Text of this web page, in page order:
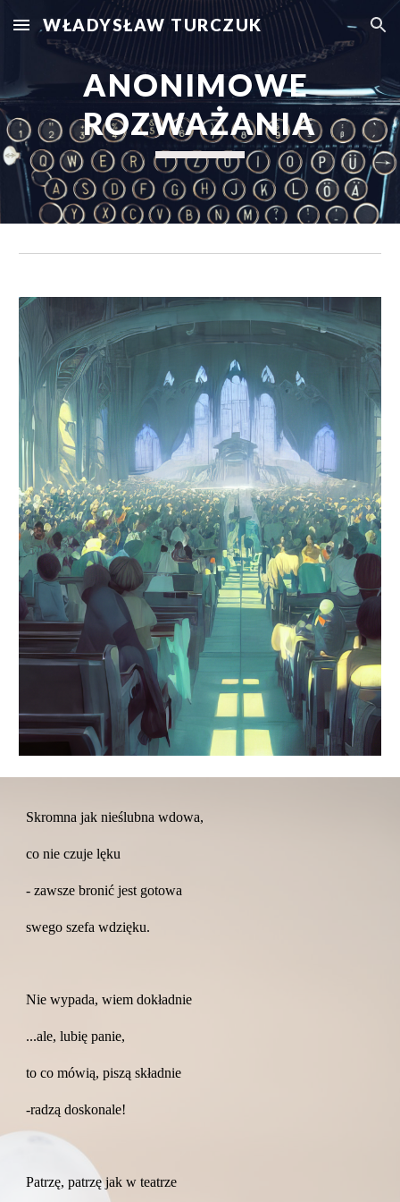
Skip to main content Skip to navigation
WŁADYSŁAW TURCZUK
ANONIMOWE
ROZWAŻANIA
Skromna jak nieślubna wdowa,
co nie czuje lęku
- zawsze bronić jest gotowa
swego szefa wdzięku.
Nie wypada, wiem dokładnie
...ale, lubię panie,
to co mówią, piszą składnie
-radzą doskonale!
Patrzę, patrzę jak w teatrze